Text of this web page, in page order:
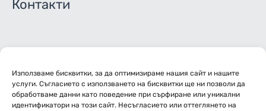
Използваме бисквитки, за да оптимизираме нашия сайт и нашите
услуги. Съгласието с използването на бисквитки ще ни позволи да
обработваме данни като поведение при сърфиране или уникални
идентификатори на този сайт. Несъгласието или оттеглянето на
Контакти
02/ 944 4115 - Зам. директори
02/ 944 4251 - Канцелария